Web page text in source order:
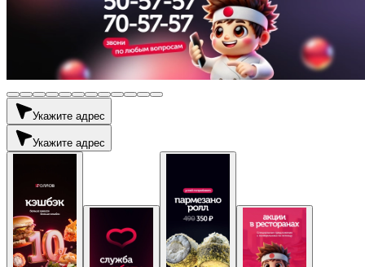
Укажите адрес
Укажите адрес